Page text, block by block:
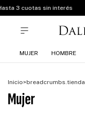
3 cuotas sin interés
MUJER HOMBRE
Inicio>breadcrumbs.tienda
Mujer